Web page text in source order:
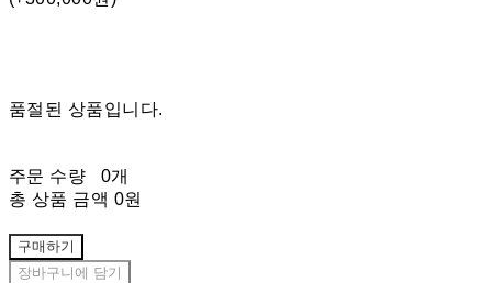
품절된 상품입니다.
주문 수량
0개
총 상품 금액 0원
구매하기
장바구니에 담기